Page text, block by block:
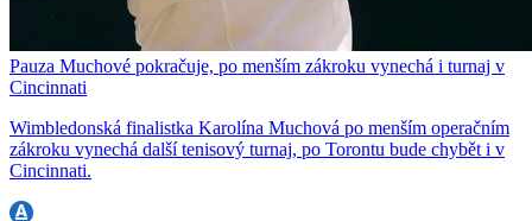
Pauza Muchové pokračuje, po menším zákroku vynechá i turnaj v
Cincinnati
Wimbledonská finalistka Karolína Muchová po menším operačním
zákroku vynechá další tenisový turnaj, po Torontu bude chybět i v
Cincinnati.